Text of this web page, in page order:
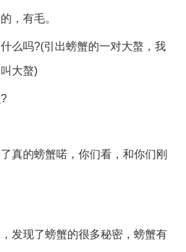
有毛。
吗?(引出螃蟹的一对大螯，我
大螯)
的螃蟹喏，你们看，和你们刚
现了螃蟹的很多秘密，螃蟹有